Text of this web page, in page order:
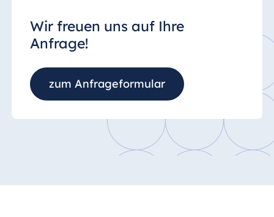
Wir freuen uns auf Ihre
Anfrage!
zum Anfrageformular